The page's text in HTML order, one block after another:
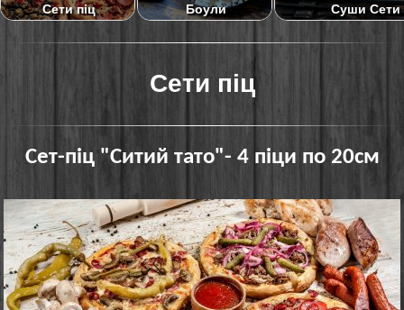
Сети піц Боули Суши Сети
Сети піц
Сет-піц "Ситий тато"- 4 піци по 20см